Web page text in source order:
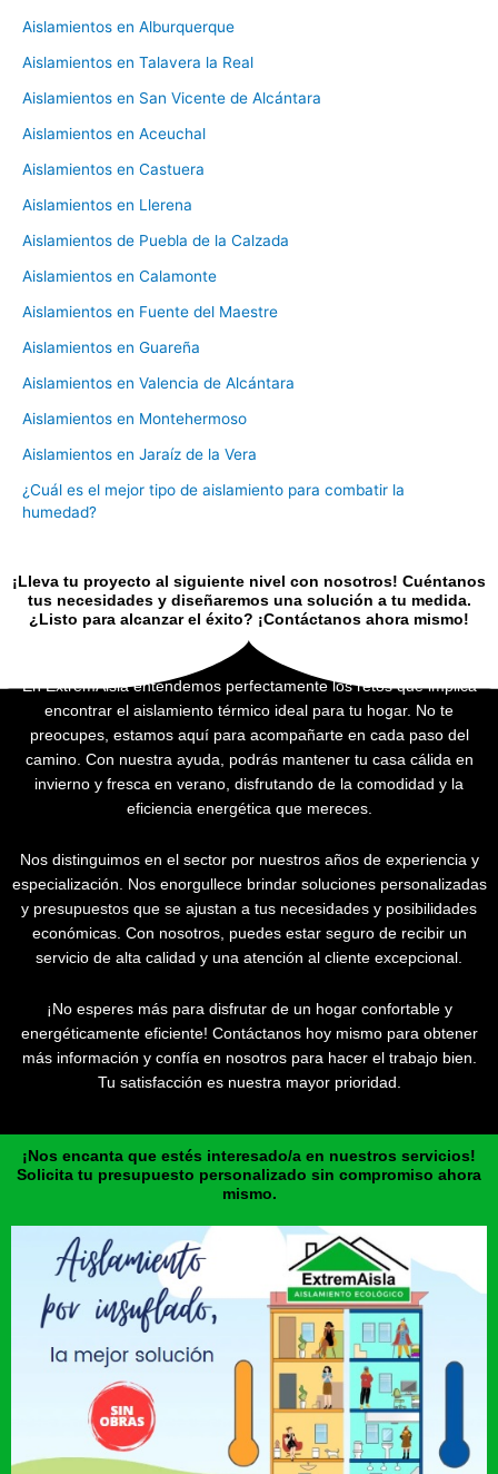
Aislamientos en Alburquerque
Aislamientos en Talavera la Real
Aislamientos en San Vicente de Alcántara
Aislamientos en Aceuchal
Aislamientos en Castuera
Aislamientos en Llerena
Aislamientos de Puebla de la Calzada
Aislamientos en Calamonte
Aislamientos en Fuente del Maestre
Aislamientos en Guareña
Aislamientos en Valencia de Alcántara
Aislamientos en Montehermoso
Aislamientos en Jaraíz de la Vera
¿Cuál es el mejor tipo de aislamiento para combatir la
humedad?
¡Lleva tu proyecto al siguiente nivel con nosotros! Cuéntanos
tus necesidades y diseñaremos una solución a tu medida.
¿Listo para alcanzar el éxito? ¡Contáctanos ahora mismo!
En ExtremAisla entendemos perfectamente los retos que implica
encontrar el aislamiento térmico ideal para tu hogar. No te
preocupes, estamos aquí para acompañarte en cada paso del
camino. Con nuestra ayuda, podrás mantener tu casa cálida en
invierno y fresca en verano, disfrutando de la comodidad y la
eficiencia energética que mereces.
Nos distinguimos en el sector por nuestros años de experiencia y
especialización. Nos enorgullece brindar soluciones personalizadas
y presupuestos que se ajustan a tus necesidades y posibilidades
económicas. Con nosotros, puedes estar seguro de recibir un
servicio de alta calidad y una atención al cliente excepcional.
¡No esperes más para disfrutar de un hogar confortable y
energéticamente eficiente! Contáctanos hoy mismo para obtener
más información y confía en nosotros para hacer el trabajo bien.
Tu satisfacción es nuestra mayor prioridad.
¡Nos encanta que estés interesado/a en nuestros servicios!
Solicita tu presupuesto personalizado sin compromiso ahora
mismo.